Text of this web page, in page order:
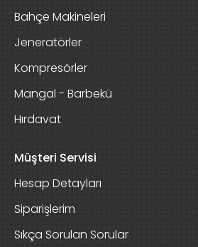
Bahçe Makineleri
Jeneratörler
Kompresörler
Mangal - Barbekü
Hırdavat
Müşteri Servisi
Hesap Detayları
Siparişlerim
Sıkça Sorulan Sorular